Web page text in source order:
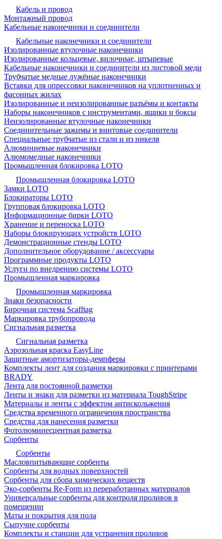
Кабель и провод
Монтажный провод
Кабельные наконечники и соединители
Кабельные наконечники и соединители
Изолированные втулочные наконечники
Изолированные кольцевые, вилочные, штыревые
Кабельные наконечники и соединители из листовой меди
Трубчатые медные лужёные наконечники
Вставки для опрессовки наконечников на уплотненных и
фасонных жилах
Изолированные и неизолированные разъёмы и контакты
Наборы наконечников с инструментами, ящики и боксы
Неизолированные втулочные наконечники
Соединительные зажимы и винтовые соединители
Специальные трубчатые из стали и из никеля
Алюминиевые наконечники
Алюмомедные наконечники
Промышленная блокировка LOTO
Промышленная блокировка LOTO
Замки LOTO
Блокираторы LOTO
Групповая блокировка LOTO
Информационные бирки LOTO
Хранение и переноска LOTO
Наборы блокирующих устройств LOTO
Демонстрационные стенды LOTO
Дополнительное оборудование / аксессуары
Программные продукты LOTO
Услуги по внедрению системы LOTO
Промышленная маркировка
Промышленная маркировка
Знаки безопасности
Бирочная система Scafftag
Маркировка трубопровода
Сигнальная разметка
Сигнальная разметка
Аэрозольная краска EasyLine
Защитные амортизаторы-демпферы
Комплекты лент для создания маркировки с принтерами
BRADY
Лента для постоянной разметки
Ленты и знаки для разметки из материала ToughStripe
Материалы и ленты с эффектом антискольжения
Средства временного ограничения пространства
Средства для нанесения разметки
Фотолюминесцентная разметка
Сорбенты
Сорбенты
Масловпитывающие сорбенты
Сорбенты для водных поверхностей
Сорбенты для сбора химических веществ
Эко-сорбенты Re-Form из переработанных материалов
Универсальные сорбенты для контроля проливов в
помещении
Маты и покрытия для пола
Сыпучие сорбенты
Комплекты и станции для устранения проливов